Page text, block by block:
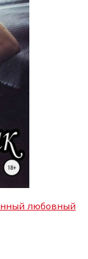
любовный